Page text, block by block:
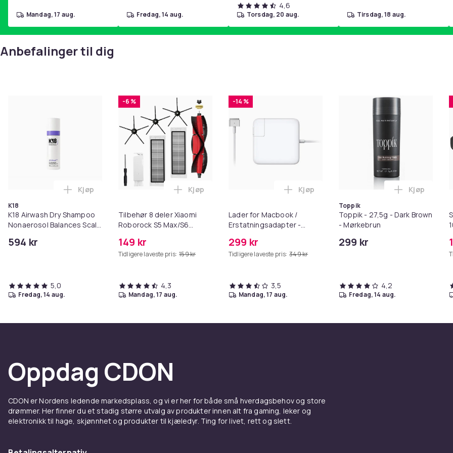
mandag, 17 aug. fredag, 14 aug.
4,6
torsdag, 20 aug. tirsdag, 18 aug.
Anbefalinger til dig
K18
K18 Airwash Dry Shampoo
Nonaerosol Balances Scalp
594 kr
Legg K18 Airwash Dry Shampoo Nonaerosol Balances Scalp & Controls Excess Oil i handlekurven
Kjøp
5,0
fredag, 14 aug.
-6 %
Tilbehør 8 deler Xiaomi
Roborock S5 Max/S6
MAXV/S50/S51/S55/S5/S60/S65/S6
149 kr
Tidligere laveste pris: 159 kr
Legg Tilbehør 8 deler Xiaomi Roborock S5 Max/S6 Pure/S6 MAXV/S50/
Kjøp
4,3
mandag, 17 aug.
-14 %
Lader for Macbook /
Erstatningsadapter -
299 kr
Tidligere laveste pris: 349 kr
Legg Lader for Macbook /
Kjøp
3,5
mandag, 17 aug.
Toppik
Toppik - 27,5g - Dark Brown
- Mørkebrun
299 kr
Legg
Kjøp
4,2
fredag, 14 aug.
Oppdag CDON
CDON er Nordens ledende markedsplass, og vi er her for både små hverdagsbehov og store
drømmer. Her finner du et stadig større utvalg av produkter innen alt fra gaming, leker og
elektronikk til hage, skjønnhet og produkter til kjæledyr. Ting for livet, rett og slett.